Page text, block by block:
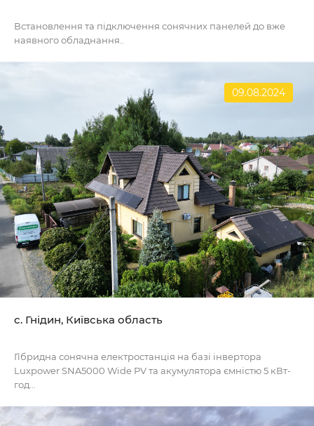
Встановлення та підключення сонячних панелей до вже
наявного обладнання..
09.08.2024
с. Гнідин, Київська область
Гібридна сонячна електростанція на базі інвертора
Luxpower SNA5000 Wide PV та акумулятора ємністю 5 кВт-
год...